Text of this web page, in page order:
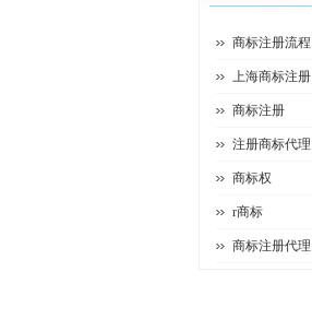
商标注册流程
上海商标注册
商标注册
注册商标代理
商标权
r商标
商标注册代理